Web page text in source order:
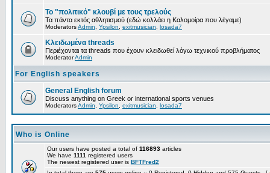
Το "πολιτικό" κλουβί με τους τρελούς
Τα πάντα εκτός αθλητισμού (εδώ κολλάει η Καλομοίρα που λέγαμε)
ModeratorsAdmin Ypsilon exitmusician losada7
Κλειδωμένα threads
Περιέχονται τα threads που έχουν κλειδωθεί λόγω τεχνικού προβλήματος
ModeratorAdmin
For English speakers
General English forum
Discuss anything on Greek or international sports venues
ModeratorsAdmin Ypsilon exitmusician losada7
Who is Online
Our users have posted a total of 116893 articles
We have 1111 registered users
The newest registered user is BFTFred2